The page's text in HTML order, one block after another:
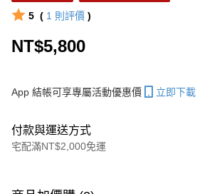
5 ( 1 則評價 )
NT$5,800
App 結帳可享專屬活動優惠價 立即下載
付款與運送方式
宅配滿NT$2,000免運